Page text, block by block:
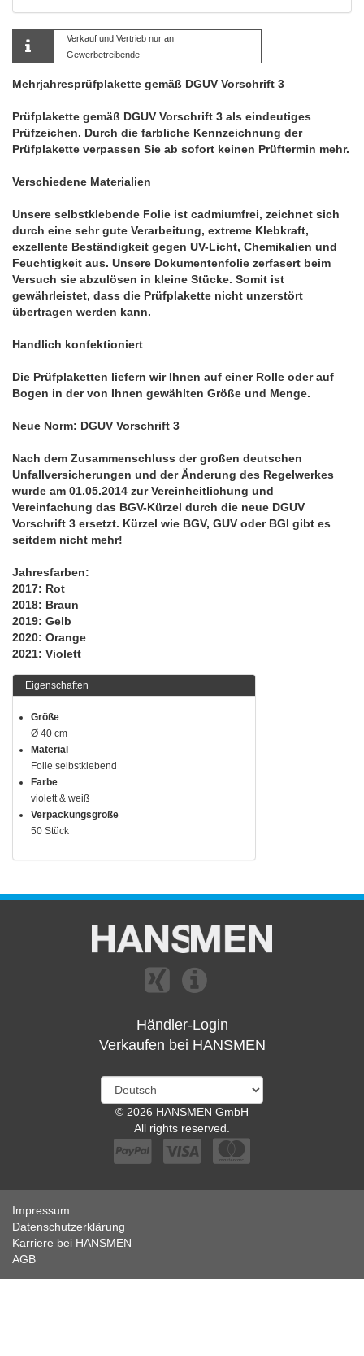
Verkauf und Vertrieb nur an
Gewerbetreibende
Mehrjahresprüfplakette gemäß DGUV Vorschrift 3
Prüfplakette gemäß DGUV Vorschrift 3 als eindeutiges
Prüfzeichen. Durch die farbliche Kennzeichnung der
Prüfplakette verpassen Sie ab sofort keinen Prüftermin mehr.
Verschiedene Materialien
Unsere selbstklebende Folie ist cadmiumfrei, zeichnet sich
durch eine sehr gute Verarbeitung, extreme Klebkraft,
exzellente Beständigkeit gegen UV-Licht, Chemikalien und
Feuchtigkeit aus. Unsere Dokumentenfolie zerfasert beim
Versuch sie abzulösen in kleine Stücke. Somit ist
gewährleistet, dass die Prüfplakette nicht unzerstört
übertragen werden kann.
Handlich konfektioniert
Die Prüfplaketten liefern wir Ihnen auf einer Rolle oder auf
Bogen in der von Ihnen gewählten Größe und Menge.
Neue Norm: DGUV Vorschrift 3
Nach dem Zusammenschluss der großen deutschen
Unfallversicherungen und der Änderung des Regelwerkes
wurde am 01.05.2014 zur Vereinheitlichung und
Vereinfachung das BGV-Kürzel durch die neue DGUV
Vorschrift 3 ersetzt. Kürzel wie BGV, GUV oder BGI gibt es
seitdem nicht mehr!
Jahresfarben:
2017: Rot
2018: Braun
2019: Gelb
2020: Orange
2021: Violett
Eigenschaften
Größe
Ø 40 cm
Material
Folie selbstklebend
Farbe
violett & weiß
Verpackungsgröße
50 Stück
Händler-Login
Verkaufen bei HANSMEN
© 2026 HANSMEN GmbH
All rights reserved.
Impressum
Datenschutzerklärung
Karriere bei HANSMEN
AGB